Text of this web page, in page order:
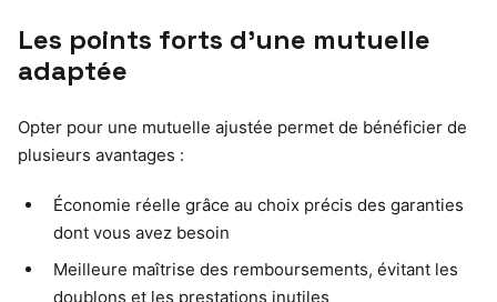
Les points forts d’une mutuelle
adaptée
Opter pour une mutuelle ajustée permet de bénéficier de
plusieurs avantages :
Économie réelle grâce au choix précis des garanties
dont vous avez besoin
Meilleure maîtrise des remboursements, évitant les
doublons et les prestations inutiles